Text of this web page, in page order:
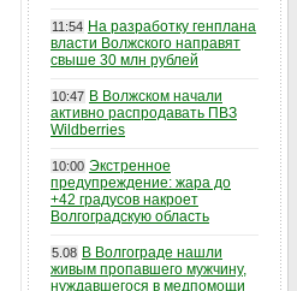
11:54 На разработку генплана
власти Волжского направят
свыше 30 млн рублей
10:47 В Волжском начали
активно распродавать ПВЗ
Wildberries
10:00 Экстренное
предупреждение: жара до
+42 градусов накроет
Волгоградскую область
5.08 В Волгограде нашли
живым пропавшего мужчину,
нуждавшегося в медпомощи